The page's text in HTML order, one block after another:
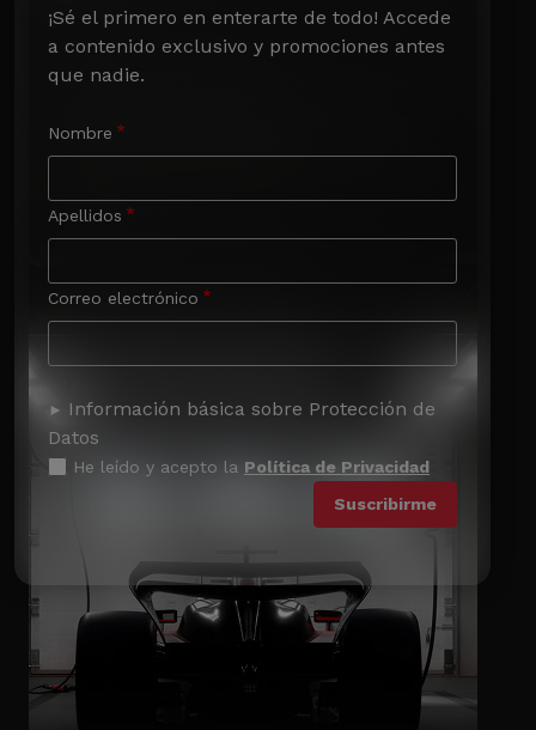
¡Sé el primero en enterarte de todo! Accede
a contenido exclusivo y promociones antes
que nadie.
Nombre
Apellidos
Correo electrónico
Información básica sobre Protección de
Datos
He leído y acepto la Política de Privacidad